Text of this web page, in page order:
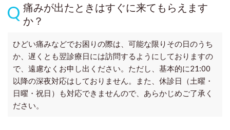
痛みが出たときはすぐに来てもらえます
か？
ひどい痛みなどでお困りの際は、可能な限りその日のうち
か、遅くとも翌診療日には訪問するようにしておりますの
で、遠慮なくお申し出ください。ただし、基本的に21:00
以降の深夜対応はしておりません。また、休診日（土曜・
日曜・祝日）も対応できませんので、あらかじめご了承く
ださい。